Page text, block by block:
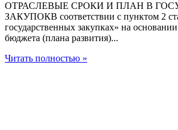
ОТРАСЛЕВЫЕ СРОКИ И ПЛАН В
ЗАКУПОКВ соответствии с пунктом 2
государственных закупках» на
бюджета (плана развития)...
Читать полностью »